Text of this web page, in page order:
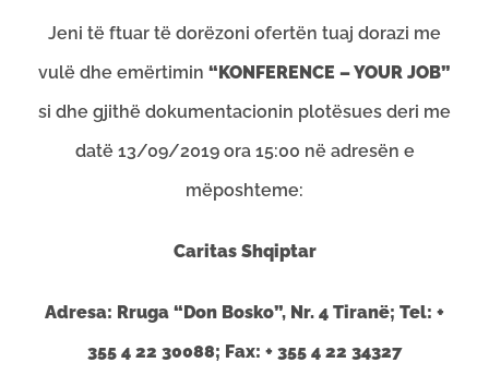
Jeni të ftuar të dorëzoni ofertën tuaj dorazi me
vulë dhe emërtimin “KONFERENCE – YOUR JOB”
si dhe gjithë dokumentacionin plotësues deri me
datë 13/09/2019 ora 15:00 në adresën e
mëposhteme:
Caritas Shqiptar
Adresa: Rruga “Don Bosko”, Nr. 4 Tiranë; Tel: +
355 4 22 30088; Fax: + 355 4 22 34327